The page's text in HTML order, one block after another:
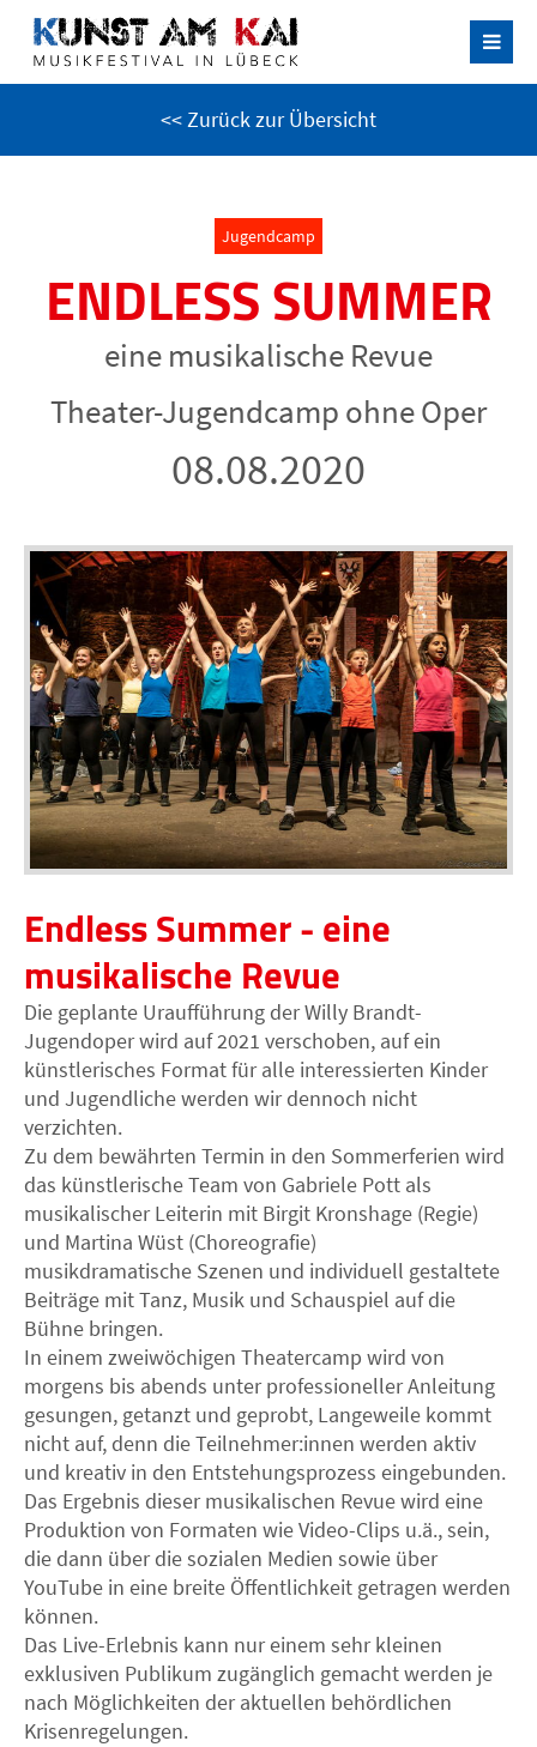
<< Zurück zur Übersicht
Jugendcamp
ENDLESS SUMMER
eine musikalische Revue
Theater-Jugendcamp ohne Oper
08.08.2020
Endless Summer - eine
musikalische Revue
Die geplante Uraufführung der Willy Brandt-
Jugendoper wird auf 2021 verschoben, auf ein
künstlerisches Format für alle interessierten Kinder
und Jugendliche werden wir dennoch nicht
verzichten.
Zu dem bewährten Termin in den Sommerferien wird
das künstlerische Team von Gabriele Pott als
musikalischer Leiterin mit Birgit Kronshage (Regie)
und Martina Wüst (Choreografie)
musikdramatische Szenen und individuell gestaltete
Beiträge mit Tanz, Musik und Schauspiel auf die
Bühne bringen.
In einem zweiwöchigen Theatercamp wird von
morgens bis abends unter professioneller Anleitung
gesungen, getanzt und geprobt, Langeweile kommt
nicht auf, denn die Teilnehmer:innen werden aktiv
und kreativ in den Entstehungsprozess eingebunden.
Das Ergebnis dieser musikalischen Revue wird eine
Produktion von Formaten wie Video-Clips u.ä., sein,
die dann über die sozialen Medien sowie über
YouTube in eine breite Öffentlichkeit getragen werden
können.
Das Live-Erlebnis kann nur einem sehr kleinen
exklusiven Publikum zugänglich gemacht werden je
nach Möglichkeiten der aktuellen behördlichen
Krisenregelungen.